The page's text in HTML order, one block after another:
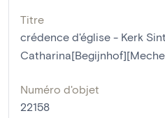
Titre
crédence d'église - Kerk
Numéro d'objet
22158